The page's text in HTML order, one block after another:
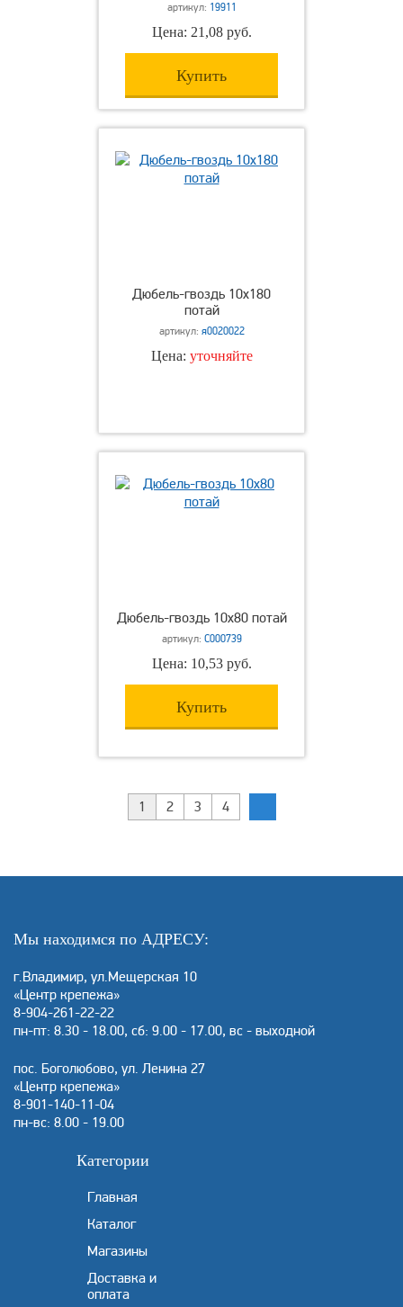
артикул: 19911
Цена: 21,08 руб.
Купить
Дюбель-гвоздь 10х180
потай
артикул: я0020022
Цена: уточняйте
Дюбель-гвоздь 10х80 потай
артикул: С000739
Цена: 10,53 руб.
Купить
1 2 3 4
Мы находимся по АДРЕСУ:
г.Владимир, ул.Мещерская 10
«Центр крепежа»
8-904-261-22-22
пн-пт: 8.30 - 18.00, сб: 9.00 - 17.00, вс - выходной
пос. Боголюбово, ул. Ленина 27
«Центр крепежа»
8-901-140-11-04
пн-вс: 8.00 - 19.00
Категории
Главная
Каталог
Магазины
Доставка и
оплата